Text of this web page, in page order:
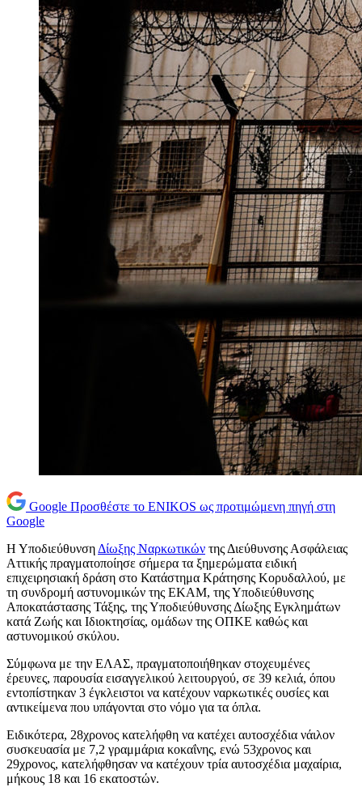
Google Προσθέστε το ENIKOS ως προτιμώμενη πηγή στη
Google
Η Υποδιεύθυνση Δίωξης Ναρκωτικών της Διεύθυνσης Ασφάλειας
Αττικής πραγματοποίησε σήμερα τα ξημερώματα ειδική
επιχειρησιακή δράση στο Κατάστημα Κράτησης Κορυδαλλού, με
τη συνδρομή αστυνομικών της ΕΚΑΜ, της Υποδιεύθυνσης
Αποκατάστασης Τάξης, της Υποδιεύθυνσης Δίωξης Εγκλημάτων
κατά Ζωής και Ιδιοκτησίας, ομάδων της ΟΠΚΕ καθώς και
αστυνομικού σκύλου.
Σύμφωνα με την ΕΛΑΣ, πραγματοποιήθηκαν στοχευμένες
έρευνες, παρουσία εισαγγελικού λειτουργού, σε 39 κελιά, όπου
εντοπίστηκαν 3 έγκλειστοι να κατέχουν ναρκωτικές ουσίες και
αντικείμενα που υπάγονται στο νόμο για τα όπλα.
Ειδικότερα, 28χρονος κατελήφθη να κατέχει αυτοσχέδια νάιλον
συσκευασία με 7,2 γραμμάρια κοκαΐνης, ενώ 53χρονος και
29χρονος, κατελήφθησαν να κατέχουν τρία αυτοσχέδια μαχαίρια,
μήκους 18 και 16 εκατοστών.